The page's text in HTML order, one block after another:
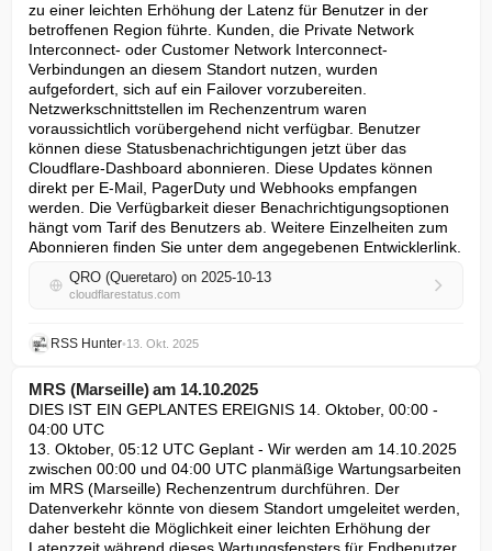
zu einer leichten Erhöhung der Latenz für Benutzer in der
betroffenen Region führte. Kunden, die Private Network
Interconnect- oder Customer Network Interconnect-
Verbindungen an diesem Standort nutzen, wurden
aufgefordert, sich auf ein Failover vorzubereiten.
Netzwerkschnittstellen im Rechenzentrum waren
voraussichtlich vorübergehend nicht verfügbar. Benutzer
können diese Statusbenachrichtigungen jetzt über das
Cloudflare-Dashboard abonnieren. Diese Updates können
direkt per E-Mail, PagerDuty und Webhooks empfangen
werden. Die Verfügbarkeit dieser Benachrichtigungsoptionen
hängt vom Tarif des Benutzers ab. Weitere Einzelheiten zum
Abonnieren finden Sie unter dem angegebenen Entwicklerlink.
QRO (Queretaro) on 2025-10-13
cloudflarestatus.com
RSS Hunter•13. Okt. 2025
MRS (Marseille) am 14.10.2025
DIES IST EIN GEPLANTES EREIGNIS 14. Oktober, 00:00 -
04:00 UTC
13. Oktober, 05:12 UTC Geplant - Wir werden am 14.10.2025
zwischen 00:00 und 04:00 UTC planmäßige Wartungsarbeiten
im MRS (Marseille) Rechenzentrum durchführen. Der
Datenverkehr könnte von diesem Standort umgeleitet werden,
daher besteht die Möglichkeit einer leichten Erhöhung der